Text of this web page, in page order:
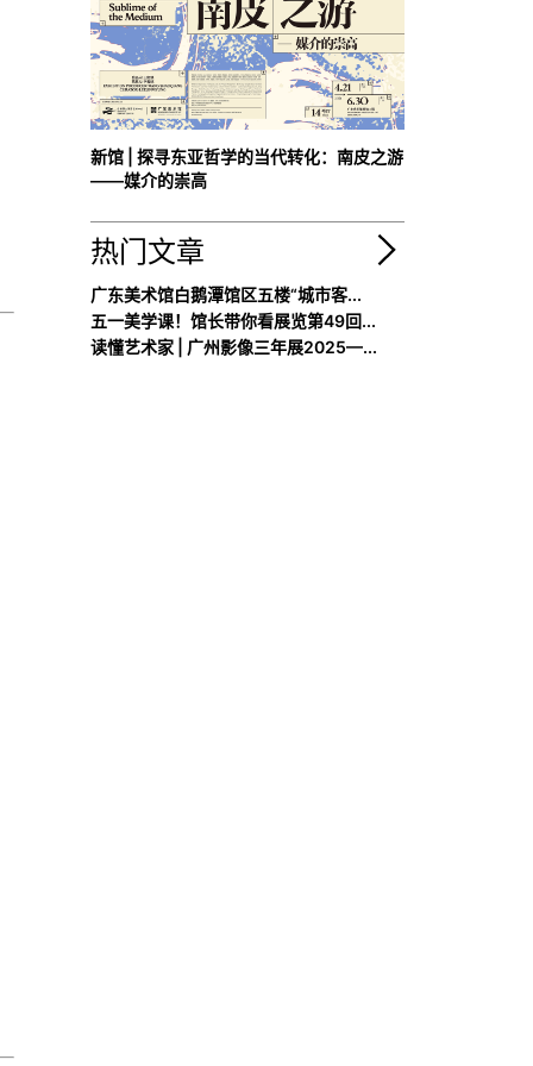
新馆 | 探寻东亚哲学的当代转化：南皮之游
——媒介的崇高
热门文章
广东美术馆白鹅潭馆区五楼“城市客...
五一美学课！馆长带你看展览第49回...
读懂艺术家 | 广州影像三年展2025—...